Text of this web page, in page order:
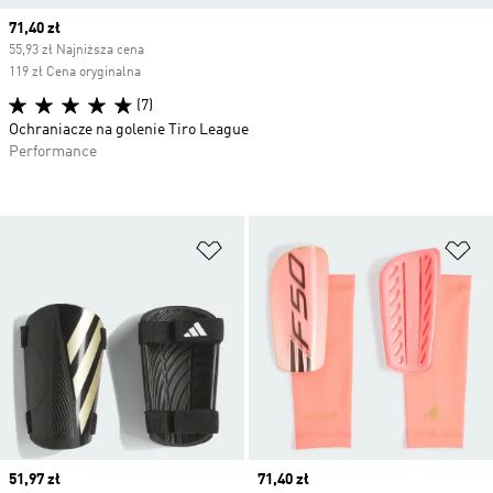
Dodaj do listy życzeń
Current price
51,97 zł Current price
71,40 zł
Current price
71,40 zł
55,93 zł Najniższa cena
119 zł Cena oryginalna
(7)
Ochraniacze na golenie Tiro League
Performance